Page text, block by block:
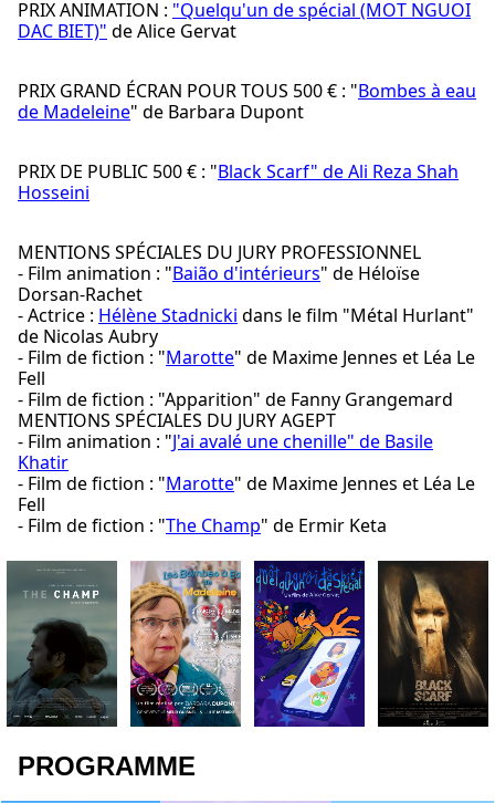
PRIX ANIMATION : "Quelqu'un de spécial (MOT NGUOI
DAC BIET)" de Alice Gervat
PRIX GRAND ÉCRAN POUR TOUS 500 € : "Bombes à eau
de Madeleine" de Barbara Dupont
PRIX DE PUBLIC 500 € : "Black Scarf" de Ali Reza Shah
Hosseini
MENTIONS SPÉCIALES DU JURY PROFESSIONNEL
- Film animation : "Baião d'intérieurs" de Héloïse
Dorsan-Rachet
- Actrice : Hélène Stadnicki dans le film "Métal Hurlant"
de Nicolas Aubry
- Film de fiction : "Marotte" de Maxime Jennes et Léa Le
Fell
- Film de fiction : "Apparition" de Fanny Grangemard
MENTIONS SPÉCIALES DU JURY AGEPT
- Film animation : "J'ai avalé une chenille" de Basile
Khatir
- Film de fiction : "Marotte" de Maxime Jennes et Léa Le
Fell
- Film de fiction : "The Champ" de Ermir Keta
PROGRAMME